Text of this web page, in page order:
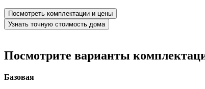
Посмотреть комплектации и цены
Узнать точную стоимость дома
Посмотрите варианты
Базовая